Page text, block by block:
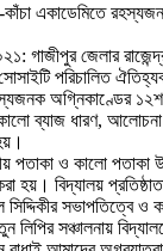
কাঁচা একাডেমিতে
গাজীপুর জেলার
পরিচালিত
অগ্নিকাণ্ডের ১২শ
ব্যাজ ধারণ,
পতাকা ও কালাে পতাকা
হয়। বিদ্যালয়
সিদ্দিকীর সভাপতিত্বে ও
লিপির সঞ্চালনায়